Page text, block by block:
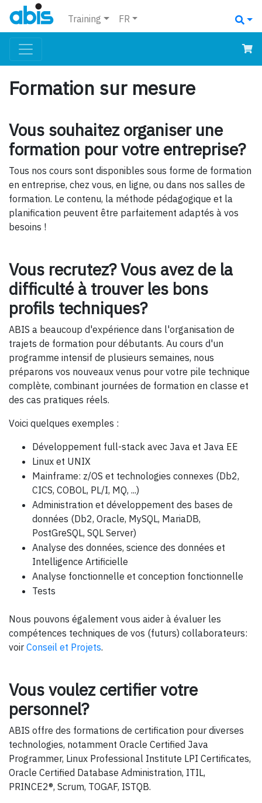
Training FR
Formation sur mesure
Vous souhaitez organiser une
formation pour votre entreprise?
Tous nos cours sont disponibles sous forme de formation
en entreprise, chez vous, en ligne, ou dans nos salles de
formation. Le contenu, la méthode pédagogique et la
planification peuvent être parfaitement adaptés à vos
besoins !
Vous recrutez? Vous avez de la
difficulté à trouver les bons
profils techniques?
ABIS a beaucoup d'expérience dans l'organisation de
trajets de formation pour débutants. Au cours d'un
programme intensif de plusieurs semaines, nous
préparons vos nouveaux venus pour votre pile technique
complète, combinant journées de formation en classe et
des cas pratiques réels.
Voici quelques exemples :
Développement full-stack avec Java et Java EE
Linux et UNIX
Mainframe: z/OS et technologies connexes (Db2,
CICS, COBOL, PL/I, MQ, ...)
Administration et développement des bases de
données (Db2, Oracle, MySQL, MariaDB,
PostGreSQL, SQL Server)
Analyse des données, science des données et
Intelligence Artificielle
Analyse fonctionnelle et conception fonctionnelle
Tests
Nous pouvons également vous aider à évaluer les
compétences techniques de vos (futurs) collaborateurs:
voir Conseil et Projets.
Vous voulez certifier votre
personnel?
ABIS offre des formations de certification pour diverses
technologies, notamment Oracle Certified Java
Programmer, Linux Professional Institute LPI Certificates,
Oracle Certified Database Administration, ITIL,
PRINCE2®, Scrum, TOGAF, ISTQB.